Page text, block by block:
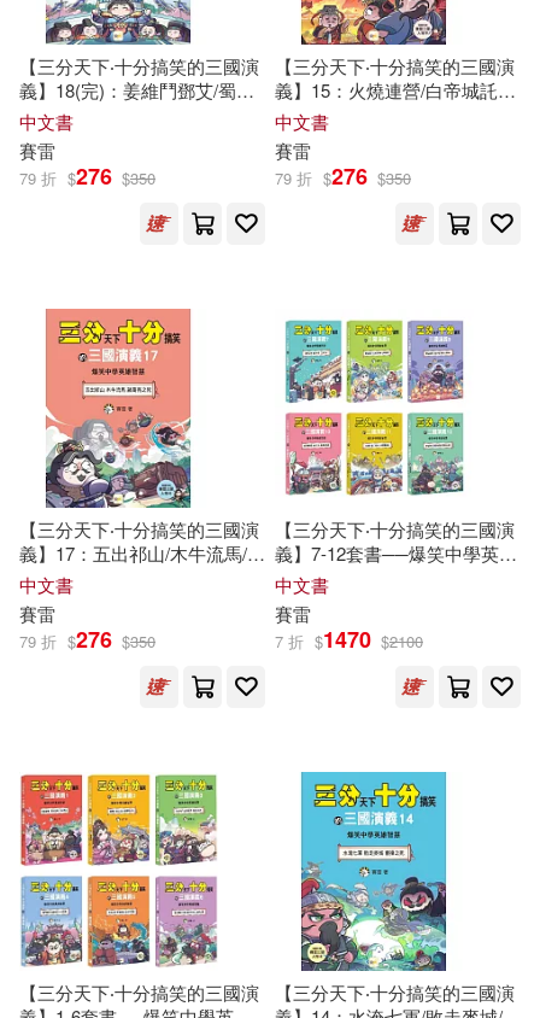
淘米網絡科技有限公司(1)
王樹華（主編）(1)
美國迪士尼公司(1)
黒星紅白/插畫(1)
（意）西爾維婭·賽雷莉(1)
（明）羅貫中(1)
（明）羅貫中原著；賽雷著(1)
（英）基思·賽雷特(1)
（英）威廉·莎士比亞(1)
（英）查爾斯·蘭姆(1)
寂天(2)
湖北少年兒童出版社(2)
萬卷出版公司(2)
Evidence(1)
Fryderyk Chopin Institute(1)
FuRyu(1)
Membran(1)
harmonia mundi(1)
中信出版社(1)
中國致公出版社(1)
北京理工大學出版社(1)
【三分天下‧十分搞笑的三國演
義】18(完)：姜維鬥鄧艾/蜀國
滅亡/三家歸晉──爆笑中學英
雄智慧﹝中高年級歷史圖文讀
本﹞
中文書
賽雷
79 折 $276 $350
【三分天下‧十分搞笑的三國演
義】15：火燒連營/白帝城託孤/
七擒孟獲──爆笑中學英雄智慧
﹝中高年級歷史圖文讀本﹞(附
贈- 三國戰鬥人物卡)
中文書
賽雷
79 折 $276 $350
【三分天下‧十分搞笑的三國演
義】17：五出祁山/木牛流馬/諸
葛亮之死──爆笑中學英雄智慧
﹝中高年級歷史圖文讀本﹞(附
贈-三國戰鬥人物卡)
中文書
賽雷
79 折 $276 $350
【三分天下‧十分搞笑的三國演
義】7-12套書──爆笑中學英雄
智慧﹝中高年級歷史圖文讀
本﹞(附贈-三國戰鬥人物卡)
中文書
賽雷
7 折 $1470 $2100
【三分天下‧十分搞笑的三國演
【三分天下‧十分搞笑的三國演